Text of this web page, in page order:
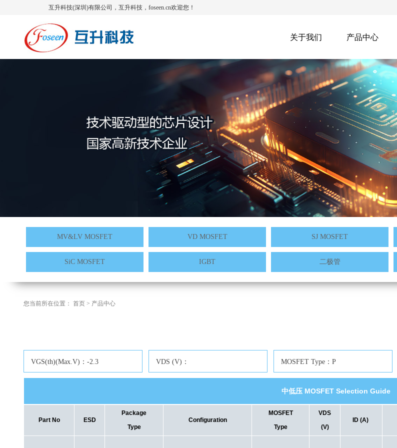
互升科技(深圳)有限公司，互升科技，foseen.cn欢迎您！
关于我们 产品中心
MV&LV MOSFET VD MOSFET SJ MOSFET
SiC MOSFET IGBT 二极管
您当前所在位置： 首页 > 产品中心
VGS(th)(Max.V)：-2.3 VDS (V)： MOSFET Type：P
中低压 MOSFET Selection Guide
Part No ESD
Package
Type
Configuration
MOSFET
Type
VDS
(V)
ID (A)